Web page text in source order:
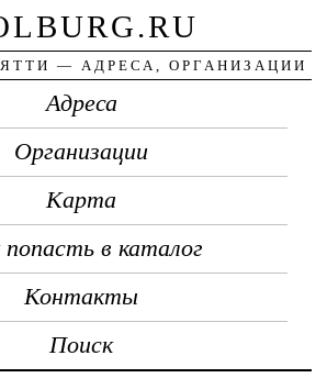
— АДРЕСА, ОРГАНИЗАЦИИ
Адреса
Организации
Карта
в каталог
Контакты
Поиск